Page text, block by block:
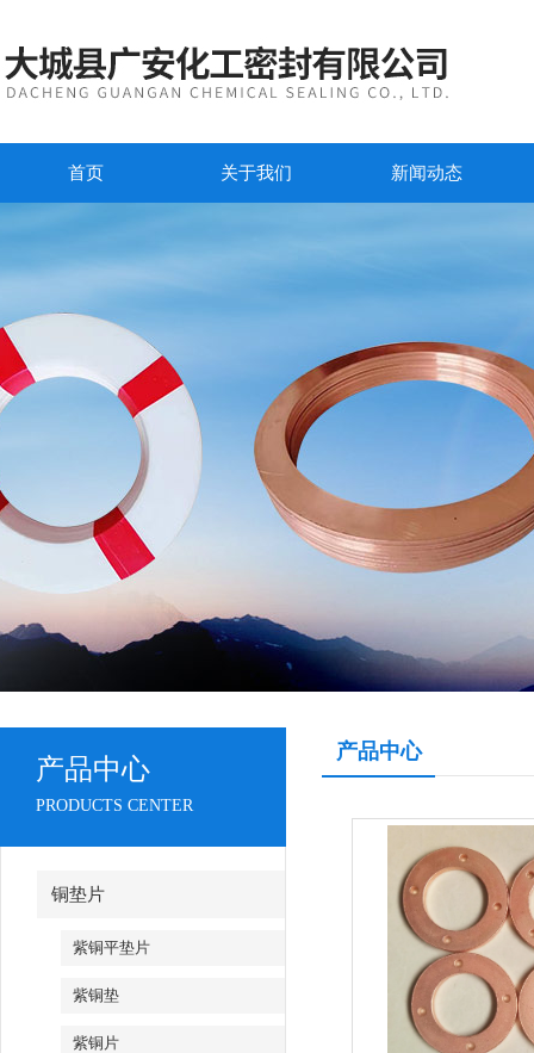
首页 关于我们 新闻动态
产品中心
PRODUCTS CENTER
铜垫片
紫铜平垫片
紫铜垫
紫铜片
产品中心